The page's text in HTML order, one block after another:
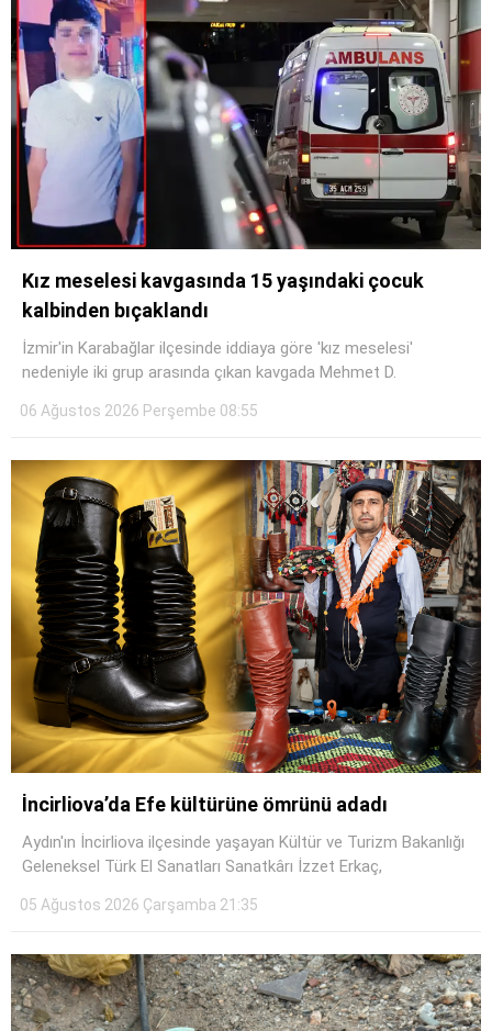
Kız meselesi kavgasında 15 yaşındaki çocuk
kalbinden bıçaklandı
İzmir'in Karabağlar ilçesinde iddiaya göre 'kız meselesi'
nedeniyle iki grup arasında çıkan kavgada Mehmet D.
06 Ağustos 2026 Perşembe 08:55
İncirliova’da Efe kültürüne ömrünü adadı
Aydın'ın İncirliova ilçesinde yaşayan Kültür ve Turizm Bakanlığı
Geleneksel Türk El Sanatları Sanatkârı İzzet Erkaç,
05 Ağustos 2026 Çarşamba 21:35